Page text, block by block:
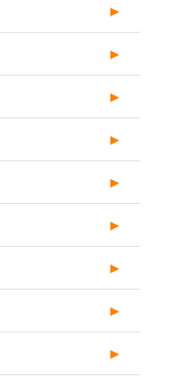
►
►
►
►
►
►
►
►
►